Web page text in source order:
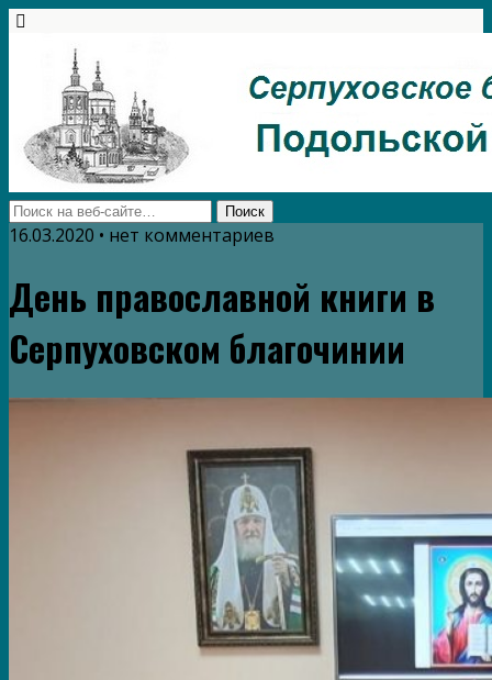
16.03.2020 • нет комментариев
День православной книги в
Серпуховском благочинии